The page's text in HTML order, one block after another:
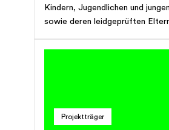
Kindern, Jugendlichen und
sowie deren leidgeprüften
helfen.
Projektträger